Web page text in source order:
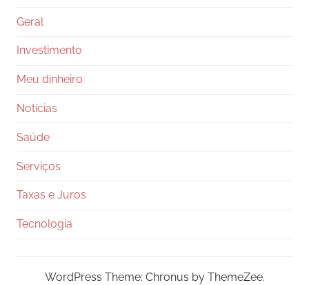
Geral
Investimento
Meu dinheiro
Notícias
Saúde
Serviços
Taxas e Juros
Tecnologia
WordPress Theme: Chronus by ThemeZee.